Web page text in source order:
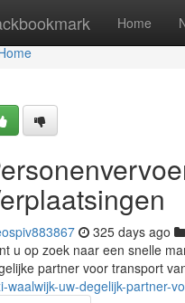
Home
325 days ago
u op zoek naar een snelle
partner voor transport
waalwijk-uw-degelijk-partner-